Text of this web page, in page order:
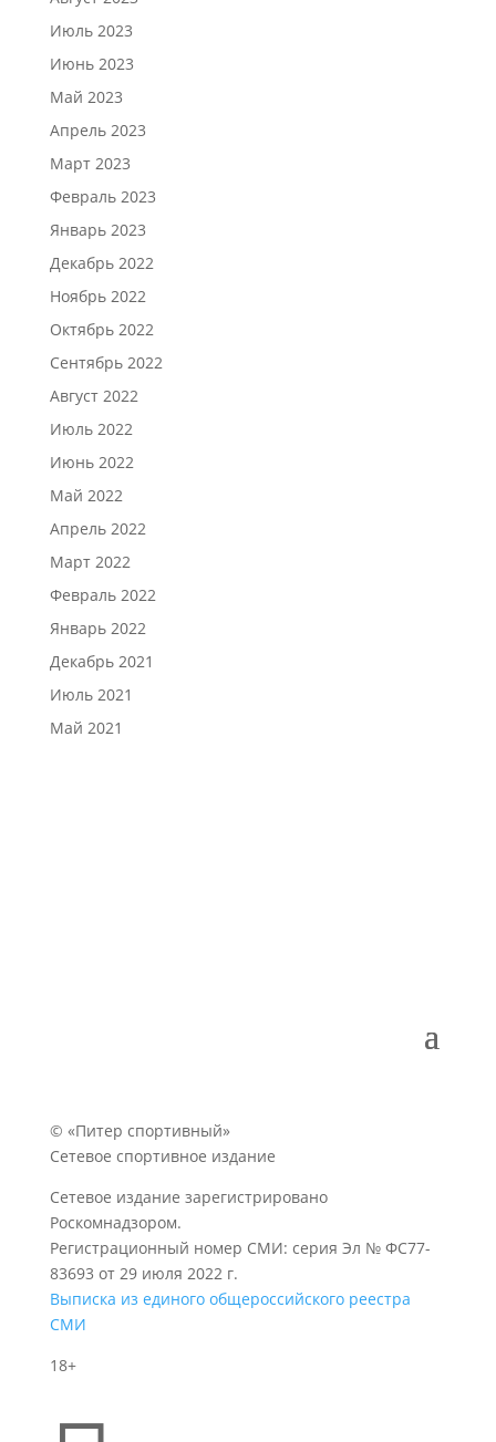
Июль 2023
Июнь 2023
Май 2023
Апрель 2023
Март 2023
Февраль 2023
Январь 2023
Декабрь 2022
Ноябрь 2022
Октябрь 2022
Сентябрь 2022
Август 2022
Июль 2022
Июнь 2022
Май 2022
Апрель 2022
Март 2022
Февраль 2022
Январь 2022
Декабрь 2021
Июль 2021
Май 2021
© «Питер спортивный»
Сетевое спортивное издание
Сетевое издание зарегистрировано
Роскомнадзором.
Регистрационный номер СМИ: серия Эл № ФС77-
83693 от 29 июля 2022 г.
Выписка из единого общероссийского реестра
СМИ
18+